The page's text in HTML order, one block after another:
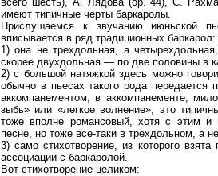
имеют типичные черты баркаролы.
Прислушаемся к звучанию июньской
вписывается в ряд традиционных баркарол:
1) она не трехдольная, а
скорее двухдольная — по две половины в
2) с большой натяжкой здесь можно
обычно в пьесах такого рода
аккомпанементом; в аккомпанементе,
зыбь» или «легкое волнение», это
тоже вполне романсовый, хотя с этим и
песне, но тоже все-таки в трехдольном, а
3) само стихотворение, из которого
ассоциации с баркаролой.
Вот стихотворение целиком: